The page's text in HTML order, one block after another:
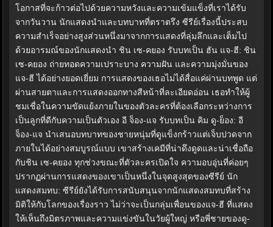
โอกาสที่จะก้าวต่อไปด้วยความหวังและความเข้มแข็งที่เราได้รับ
จากวันวาน นักแสดงนำและบทบาทที่ตราตรึง ซีรีย์เรื่องนี้ประสบ
ความสำเร็จอย่างสูงส่วนหนึ่งมาจากการแสดงที่ลุ่มลึกและเต็มไป
ด้วยอารมณ์ของนักแสดงนำ ชิน เซ-คยอง รับบทเป็น ฮัน แจ-ฮี: ชิน
เซ-คยอง ถ่ายทอดความเปราะบาง ความฝัน และความมุ่งมั่นของ
แจ-ฮี ได้อย่างยอดเยี่ยม การแสดงของเธอไม่ได้สื่อแค่ผ่านบทพูด แต่
ผ่านสายตาและการแสดงออกทางสีหน้าที่ละเอียดอ่อน เธอทำให้ผู้
ชมเชื่อในความขัดแย้งภายในของตัวละครที่ต้องเลือกระหว่างการ
เป็นลูกที่ดีกับความเป็นตัวเอง อี จ็อง-แจ รับบทเป็น คิม ดู-ย็อง: อี
จ็อง-แจ นำเสนอบทบาทของชายหนุ่มที่ดูแข็งกร้าวแต่เจ็บปวดจาก
ภายในได้อย่างสมบูรณ์แบบ เขาสร้างเคมีที่น่าดึงดูดและน่าเชื่อถือ
กับชิน เซ-คยอง ทุกช่วงขณะที่ตัวละครเปิดใจ ความอบอุ่นที่ค่อยๆ
ปรากฏผ่านการแสดงของเขาเป็นหนึ่งในจุดสูงสุดของซีรีย์ นัก
แสดงสมทบ: ซีรีย์ยังได้รับการสนับสนุนจากนักแสดงสมทบที่สร้าง
มิติให้กับโลกของเรื่องราว ไม่ว่าจะเป็นกลุ่มเพื่อนของแจ-ฮี ที่แสดง
ให้เห็นถึงมิตรภาพและความแข่งขันในวัยผู้ใหญ่ หรือพี่ชายของดู-